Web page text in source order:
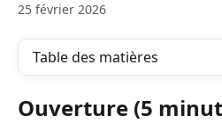
25 février 2026
Table des matières
Ouverture (5